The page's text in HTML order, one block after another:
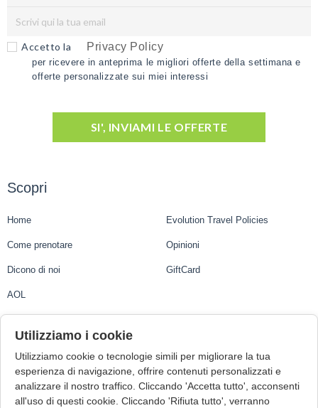
Accetto la Privacy Policy
per ricevere in anteprima le migliori offerte della settimana e
offerte personalizzate sui miei interessi
SI', INVIAMI LE OFFERTE
Scopri
Home Evolution Travel Policies
Come prenotare Opinioni
Dicono di noi GiftCard
AOL
Evolution Travel
Evolution Travel Ltd.
1st Floor, Suite 3, Central Business Centre, Mdina Road
Utilizziamo i cookie
Utilizziamo cookie o tecnologie simili per migliorare la tua
esperienza di navigazione, offrire contenuti personalizzati e
analizzare il nostro traffico. Cliccando 'Accetta tutto', acconsenti
all'uso di questi cookie. Cliccando 'Rifiuta tutto', verranno